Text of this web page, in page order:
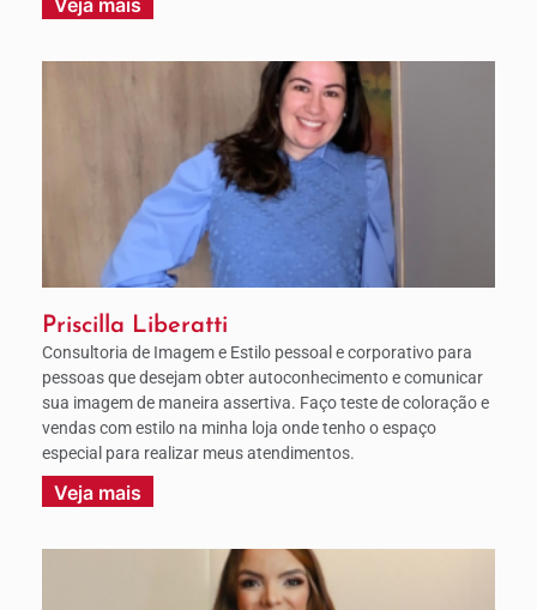
Veja mais
Priscilla Liberatti
Consultoria de Imagem e Estilo pessoal e corporativo para
pessoas que desejam obter autoconhecimento e comunicar
sua imagem de maneira assertiva. Faço teste de coloração e
vendas com estilo na minha loja onde tenho o espaço
especial para realizar meus atendimentos.
Veja mais